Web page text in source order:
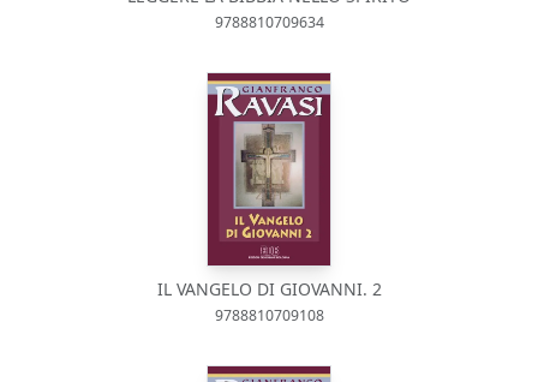
9788810709634
IL VANGELO DI GIOVANNI. 2
9788810709108